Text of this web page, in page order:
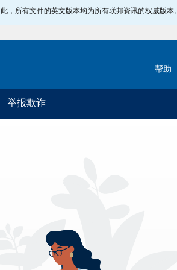
，所有文件的英文版本均为所有联邦资讯的权威版本。
帮助
举报欺诈